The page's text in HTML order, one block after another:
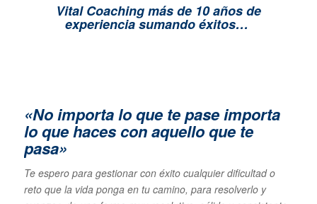
Vital Coaching más de 10 años de
experiencia sumando éxitos…
«No importa lo que te pase importa
lo que haces con aquello que te
pasa»
Te espero para gestionar con éxito cualquier dificultad o
reto que la vida ponga en tu camino, para resolverlo y